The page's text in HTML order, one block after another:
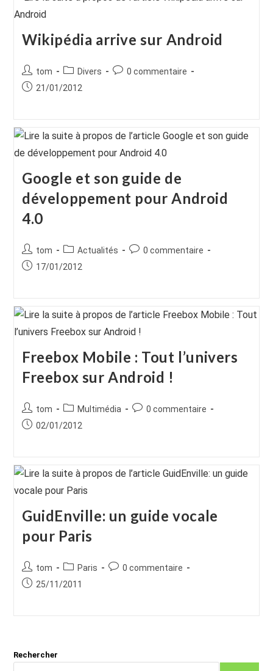
Wikipédia arrive sur Android
Auteur/autrice
de
tom
Post
category:
Divers
Commentaires
0 commentaire
Publication
21/01/2012
Google et son guide de
développement pour Android
4.0
Auteur/autrice
de
tom
Post
category:
Actualités
Commentaires
0 commentaire
Publication
17/01/2012
Freebox Mobile : Tout l’univers
Freebox sur Android !
Auteur/autrice
de
tom
Post
category:
Multimédia
Commentaires
0 commentaire
Publication
02/01/2012
GuidEnville: un guide vocale
pour Paris
Auteur/autrice
de
tom
Post
category:
Paris
Commentaires
0 commentaire
Publication
25/11/2011
Rechercher